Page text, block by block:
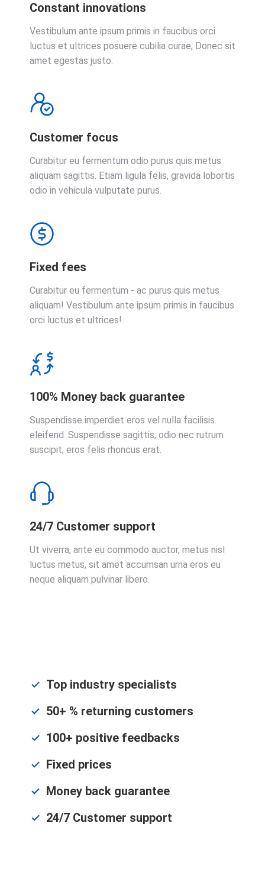
Constant innovations
Vestibulum ante ipsum primis in faucibus orci
luctus et ultrices posuere cubilia curae; Donec sit
amet egestas justo.
Customer focus
Curabitur eu fermentum odio purus quis metus
aliquam sagittis. Etiam ligula felis, gravida lobortis
odio in vehicula vulputate purus.
Fixed fees
Curabitur eu fermentum - ac purus quis metus
aliquam! Vestibulum ante ipsum primis in faucibus
orci luctus et ultrices!
100% Money back guarantee
Suspendisse imperdiet eros vel nulla facilisis
eleifend. Suspendisse sagittis, odio nec rutrum
suscipit, eros felis rhoncus erat.
24/7 Customer support
Ut viverra, ante eu commodo auctor, metus nisl
luctus metus, sit amet accumsan urna eros eu
neque aliquam pulvinar libero.
Top industry specialists
50+ % returning customers
100+ positive feedbacks
Fixed prices
Money back guarantee
24/7 Customer support